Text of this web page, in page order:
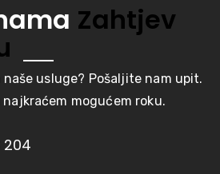
Zahtjev
usluge? Pošaljite nam upit.
mogućem roku.
204